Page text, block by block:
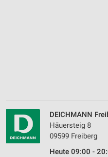
DEICHMANN
Häuersteig 8
09599 Freiberg
Heute 09:00 -